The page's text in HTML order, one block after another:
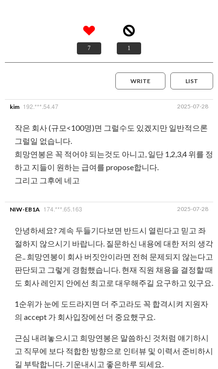
7 1
LIST
WRITE
kim 192.***.54.47 2025-07-28
작은 회사 (규모<100명)면 그럴수도 있겠지만 일반적으론
그럴일 없습니다.
희망연봉은 꼭 적어야 되는것도 아니고, 일단 1,2,3,4 위를 정
하고 지들이 원하는 급여를 propose합니다.
그리고 그후에 네고
NIW-EB1A 174.***.65.163 2025-07-28
안녕하세요? 계속 두들기다보면 반드시 열린다고 믿고 좌
절하지 않으시기 바랍니다. 질문하신 내용에 대한 저의 생각
은.. 희망연봉이 회사 버짓안이라면 전혀 문제되지 않는다고
판단되고 그렇게 경험했습니다. 현재 직원 채용을 결정할 때
도 회사 레인지 안에선 최고로 대우해주길 요구하고 있구요.
1순위가 눈에 도드라지면 더 주고라도 꼭 합격시켜 지원자
의 accept 가 회사입장에선 더 중요했구요.
근심 내려놓으시고 희망연봉은 말씀하신 것처럼 얘기하시
고 직무에 보다 적합한 방향으로 인터뷰 및 이력서 준비하시
길 부탁합니다. 기운내시고 좋은하루 되세요.